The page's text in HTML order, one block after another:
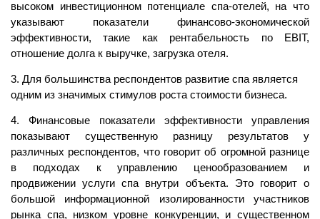
высоком инвестиционном потенциале спа-отелей, на что
указывают показатели финансово-экономической
эффективности, такие как рентабельность по EBIT,
отношение долга к выручке, загрузка отеля.
3. Для большинства респондентов развитие спа является
одним из значимых стимулов роста стоимости бизнеса.
4. Финансовые показатели эффективности управления
показывают существенную разницу результатов у
различных респондентов, что говорит об огромной разнице
в подходах к управлению ценообразованием и
продвижении услуги спа внутри объекта. Это говорит о
большой информационной изолированности участников
рынка спа, низком уровне конкуренции, и существенном